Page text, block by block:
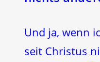
Und ja, wenn
seit Christus